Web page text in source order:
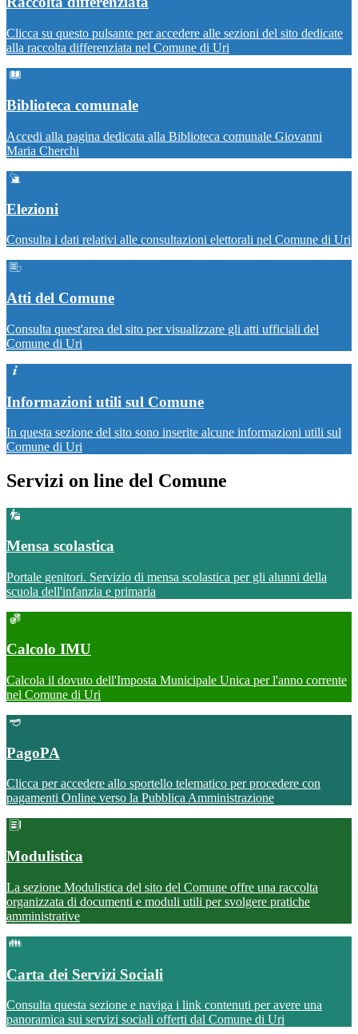
Clicca su questo pulsante per accedere alle sezioni del sito dedicate
alla raccolta differenziata nel Comune di Uri
Biblioteca comunale
Accedi alla pagina dedicata alla Biblioteca comunale Giovanni
Maria Cherchi
Elezioni
Consulta i dati relativi alle consultazioni elettorali nel Comune di Uri
Atti del Comune
Consulta quest'area del sito per visualizzare gli atti ufficiali del
Comune di Uri
Informazioni utili sul Comune
In questa sezione del sito sono inserite alcune informazioni utili sul
Comune di Uri
Servizi on line del Comune
Mensa scolastica
Portale genitori. Servizio di mensa scolastica per gli alunni della
scuola dell'infanzia e primaria
Calcolo IMU
Calcola il dovuto dell'Imposta Municipale Unica per l'anno corrente
nel Comune di Uri
PagoPA
Clicca per accedere allo sportello telematico per procedere con
pagamenti Online verso la Pubblica Amministrazione
Modulistica
La sezione Modulistica del sito del Comune offre una raccolta
organizzata di documenti e moduli utili per svolgere pratiche
amministrative
Carta dei Servizi Sociali
Consulta questa sezione e naviga i link contenuti per avere una
panoramica sui servizi sociali offerti dal Comune di Uri